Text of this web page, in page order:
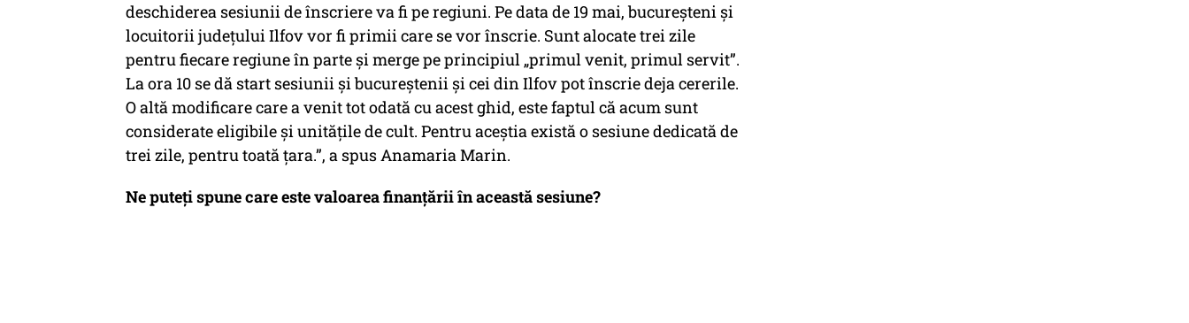
deschiderea sesiunii de înscriere va fi pe regiuni. Pe data de 19 mai, bucureșteni și
locuitorii județului Ilfov vor fi primii care se vor înscrie. Sunt alocate trei zile
pentru fiecare regiune în parte și merge pe principiul „primul venit, primul servit”.
La ora 10 se dă start sesiunii și bucureștenii și cei din Ilfov pot înscrie deja cererile.
O altă modificare care a venit tot odată cu acest ghid, este faptul că acum sunt
considerate eligibile și unitățile de cult. Pentru aceștia există o sesiune dedicată de
trei zile, pentru toată țara.”, a spus Anamaria Marin.
Ne puteți spune care este valoarea finanțării în această sesiune?